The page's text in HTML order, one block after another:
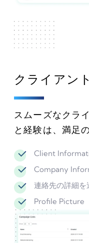
クライアン
スムーズなクラ
と経験は、満足
Client
Company
連絡先の詳細を
Profile Picture